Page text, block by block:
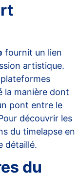
fournit un lien
artistique.
la manière dont
pont entre le
découvrir les
du timelapse en
détaillé.
du